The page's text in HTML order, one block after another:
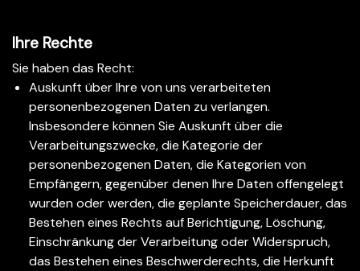
Ihre Rechte
Sie haben das Recht:
Auskunft über Ihre von uns verarbeiteten
personenbezogenen Daten zu verlangen.
Insbesondere können Sie Auskunft über die
Verarbeitungszwecke, die Kategorie der
personenbezogenen Daten, die Kategorien von
Empfängern, gegenüber denen Ihre Daten offengelegt
wurden oder werden, die geplante Speicherdauer, das
Bestehen eines Rechts auf Berichtigung, Löschung,
Einschränkung der Verarbeitung oder Widerspruch,
das Bestehen eines Beschwerderechts, die Herkunft